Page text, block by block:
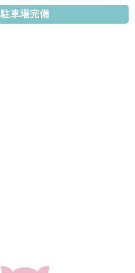
駐車場完備